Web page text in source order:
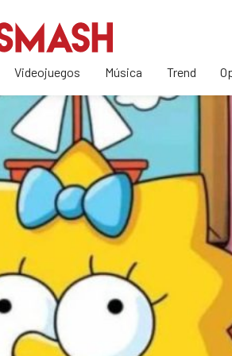
Videojuegos Música Trend